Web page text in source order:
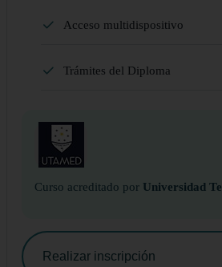
Acceso multidispositivo
Trámites del Diploma
Curso acreditado por Universidad
Realizar inscripción